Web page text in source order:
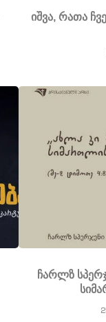
იშვა, რათა
ჩარლზ